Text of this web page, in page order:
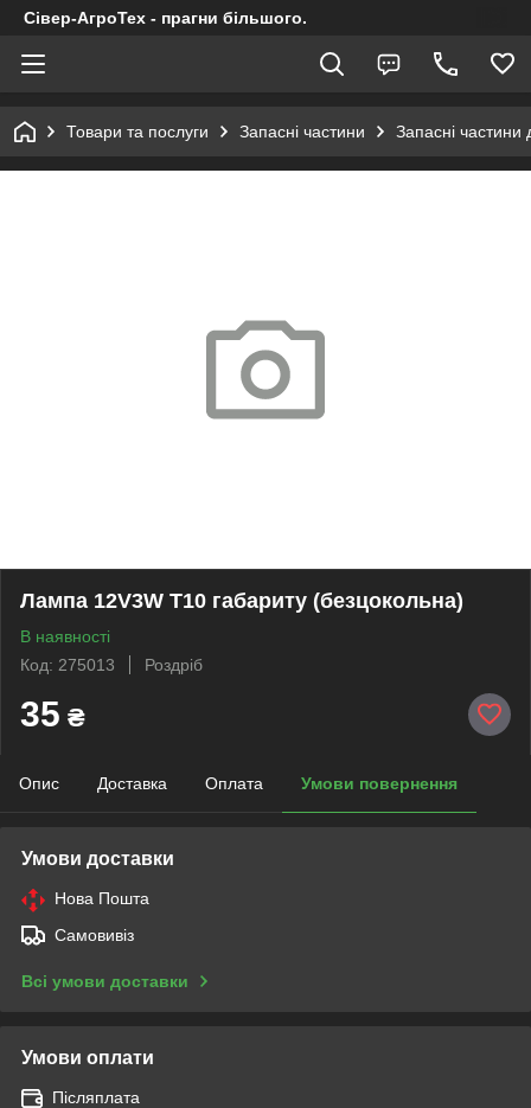
Сівер-АгроТех - прагни більшого.
Товари та послуги Запасні частини Запасні
Лампа 12V3W Т10 габариту (безцокольна)
В наявності
Код: 275013
Роздріб
35 ₴
Опис Доставка Оплата Умови повернення
Умови доставки
Нова Пошта
Самовивіз
Всі умови доставки
Умови оплати
Післяплата